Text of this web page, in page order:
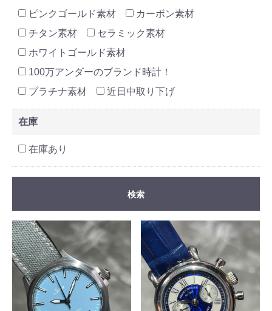
ピンクゴールド素材
カーボン素材
チタン素材
セラミック素材
ホワイトゴールド素材
100万アンダーのブランド時計！
プラチナ素材
近日中取り下げ
在庫
在庫あり
検索